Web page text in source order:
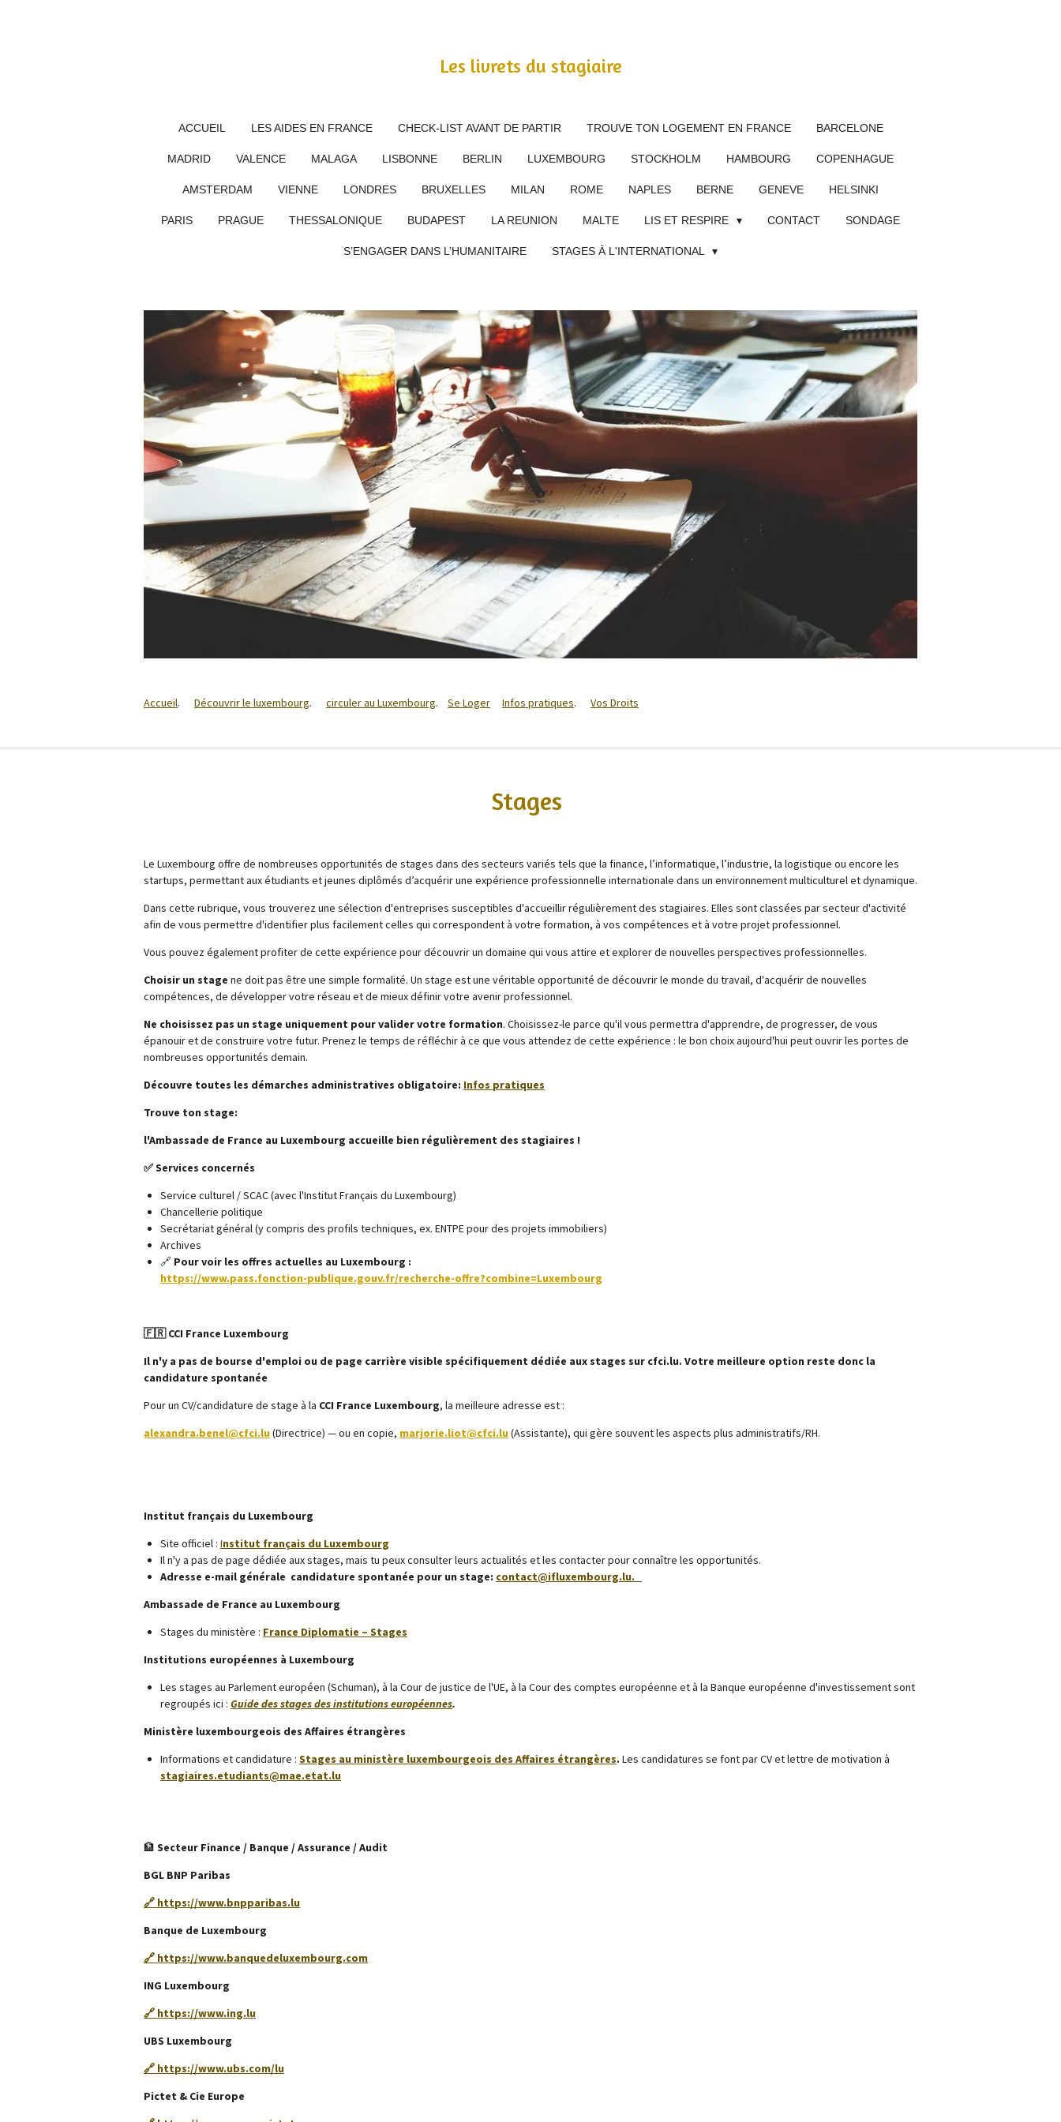
Les livrets du stagiaire
ACCUEIL LES AIDES EN FRANCE CHECK-LIST AVANT DE PARTIR TROUVE TON LOGEMENT EN FRANCE BARCELONE
MADRID VALENCE MALAGA LISBONNE BERLIN LUXEMBOURG STOCKHOLM HAMBOURG COPENHAGUE
AMSTERDAM VIENNE LONDRES BRUXELLES MILAN ROME NAPLES BERNE GENEVE HELSINKI
PARIS PRAGUE THESSALONIQUE BUDAPEST LA REUNION MALTE LIS ET RESPIRE CONTACT SONDAGE
S’ENGAGER DANS L’HUMANITAIRE STAGES À L'INTERNATIONAL
Accueil. Découvrir le luxembourg. circuler au Luxembourg. Se Loger Infos pratiques. Vos Droits
Stages
Le Luxembourg offre de nombreuses opportunités de stages dans des secteurs variés tels que la finance, l’informatique, l’industrie, la logistique ou encore les
startups, permettant aux étudiants et jeunes diplômés d’acquérir une expérience professionnelle internationale dans un environnement multiculturel et dynamique.
Dans cette rubrique, vous trouverez une sélection d'entreprises susceptibles d'accueillir régulièrement des stagiaires. Elles sont classées par secteur d'activité
afin de vous permettre d'identifier plus facilement celles qui correspondent à votre formation, à vos compétences et à votre projet professionnel.
Vous pouvez également profiter de cette expérience pour découvrir un domaine qui vous attire et explorer de nouvelles perspectives professionnelles.
Choisir un stage ne doit pas être une simple formalité. Un stage est une véritable opportunité de découvrir le monde du travail, d'acquérir de nouvelles
compétences, de développer votre réseau et de mieux définir votre avenir professionnel.
Ne choisissez pas un stage uniquement pour valider votre formation. Choisissez-le parce qu'il vous permettra d'apprendre, de progresser, de vous
épanouir et de construire votre futur. Prenez le temps de réfléchir à ce que vous attendez de cette expérience : le bon choix aujourd'hui peut ouvrir les portes de
nombreuses opportunités demain.
Découvre toutes les démarches administratives obligatoire: Infos pratiques
Trouve ton stage:
l'Ambassade de France au Luxembourg accueille bien régulièrement des stagiaires !
✅ Services concernés
Service culturel / SCAC (avec l'Institut Français du Luxembourg)
Chancellerie politique
Secrétariat général (y compris des profils techniques, ex. ENTPE pour des projets immobiliers)
Archives
🔗 Pour voir les offres actuelles au Luxembourg :
https://www.pass.fonction-publique.gouv.fr/recherche-offre?combine=Luxembourg
🇫🇷 CCI France Luxembourg
Il n'y a pas de bourse d'emploi ou de page carrière visible spécifiquement dédiée aux stages sur cfci.lu. Votre meilleure option reste donc la
candidature spontanée
Pour un CV/candidature de stage à la CCI France Luxembourg, la meilleure adresse est :
alexandra.benel@cfci.lu(Directrice) — ou en copie, marjorie.liot@cfci.lu(Assistante), qui gère souvent les aspects plus administratifs/RH.
Institut français du Luxembourg
Site officiel : Institut français du Luxembourg
Il n'y a pas de page dédiée aux stages, mais tu peux consulter leurs actualités et les contacter pour connaître les opportunités.
Adresse e-mail générale candidature spontanée pour un stage: contact@ifluxembourg.lu.
Ambassade de France au Luxembourg
Stages du ministère : France Diplomatie – Stages
Institutions européennes à Luxembourg
Les stages au Parlement européen (Schuman), à la Cour de justice de l'UE, à la Cour des comptes européenne et à la Banque européenne d'investissement sont
regroupés ici : Guide des stages des institutions européennes.
Ministère luxembourgeois des Affaires étrangères
Informations et candidature : Stages au ministère luxembourgeois des Affaires étrangères. Les candidatures se font par CV et lettre de motivation à
stagiaires.etudiants@mae.etat.lu
🏦 Secteur Finance / Banque / Assurance / Audit
BGL BNP Paribas
🔗 https://www.bnpparibas.lu
Banque de Luxembourg
🔗 https://www.banquedeluxembourg.com
ING Luxembourg
🔗 https://www.ing.lu
UBS Luxembourg
🔗 https://www.ubs.com/lu
Pictet & Cie Europe